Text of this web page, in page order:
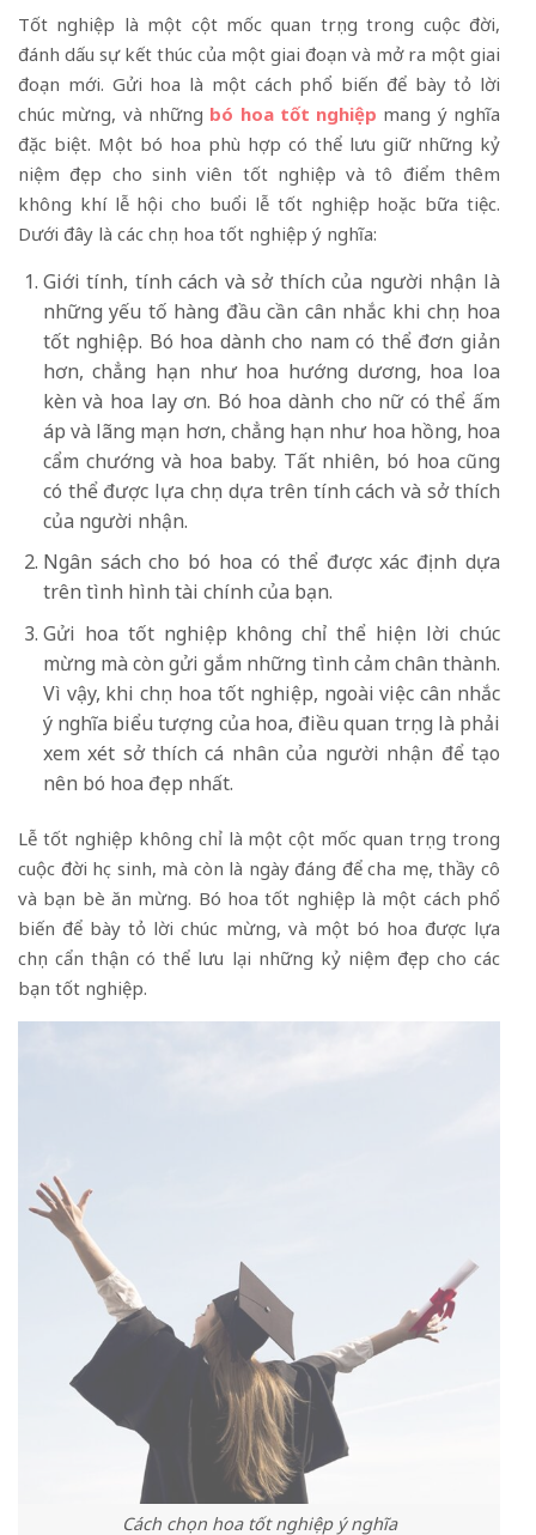
Tốt nghiệp là một cột mốc quan trọng trong cuộc đời,
đánh dấu sự kết thúc của một giai đoạn và mở ra một giai
đoạn mới. Gửi hoa là một cách phổ biến để bày tỏ lời
chúc mừng, và những bó hoa tốt nghiệp mang ý nghĩa
đặc biệt. Một bó hoa phù hợp có thể lưu giữ những kỷ
niệm đẹp cho sinh viên tốt nghiệp và tô điểm thêm
không khí lễ hội cho buổi lễ tốt nghiệp hoặc bữa tiệc.
Dưới đây là các chọn hoa tốt nghiệp ý nghĩa:
Giới tính, tính cách và sở thích của người nhận là
những yếu tố hàng đầu cần cân nhắc khi chọn hoa
tốt nghiệp. Bó hoa dành cho nam có thể đơn giản
hơn, chẳng hạn như hoa hướng dương, hoa loa
kèn và hoa lay ơn. Bó hoa dành cho nữ có thể ấm
áp và lãng mạn hơn, chẳng hạn như hoa hồng, hoa
cẩm chướng và hoa baby. Tất nhiên, bó hoa cũng
có thể được lựa chọn dựa trên tính cách và sở thích
của người nhận.
Ngân sách cho bó hoa có thể được xác định dựa
trên tình hình tài chính của bạn.
Gửi hoa tốt nghiệp không chỉ thể hiện lời chúc
mừng mà còn gửi gắm những tình cảm chân thành.
Vì vậy, khi chọn hoa tốt nghiệp, ngoài việc cân nhắc
ý nghĩa biểu tượng của hoa, điều quan trọng là phải
xem xét sở thích cá nhân của người nhận để tạo
nên bó hoa đẹp nhất.
Lễ tốt nghiệp không chỉ là một cột mốc quan trọng trong
cuộc đời học sinh, mà còn là ngày đáng để cha mẹ, thầy cô
và bạn bè ăn mừng. Bó hoa tốt nghiệp là một cách phổ
biến để bày tỏ lời chúc mừng, và một bó hoa được lựa
chọn cẩn thận có thể lưu lại những kỷ niệm đẹp cho các
bạn tốt nghiệp.
Cách chọn hoa tốt nghiệp ý nghĩa